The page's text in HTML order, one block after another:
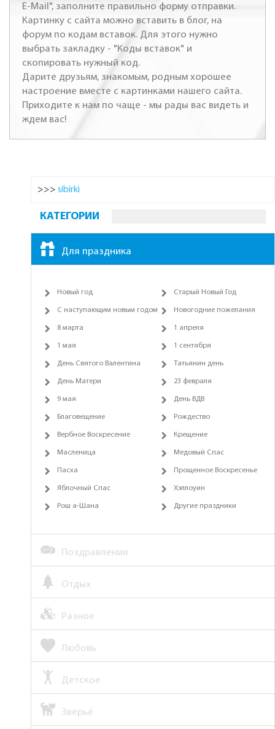
E-Mail", заполните правильно форму отправки.
Картинку с сайта можно вставить в блог, на
форум по кодам вставок. Для этого нужно
выбрать закладку - "Коды вставок" и
скопировать нужный код.
Дарите друзьям, знакомым, родным хорошее
настроение вместе с картинками нашего сайта.
Приходите к нам по чаще - мы рады вас видеть и
ждем вас!
>>> sibirki
КАТЕГОРИИ
Для праздника
Новый год Старый Новый Год
С наступающим новым годом Новогодние пожелания
8 марта 1 апреля
1 мая 1 сентября
День Святого Валентина Татьянин день
День Матери 23 февраля
9 мая День ВДВ
Благовещение Рождество
Вербное Воскресение Крещение
Масленица Медовый Спас
Пасха Прощенное Воскресенье
Яблочный Спас Хэллоуин
Рош а-Шана Другие праздники
Поздравления
Отдых
Разное
Любовь
Детское
Зверьё